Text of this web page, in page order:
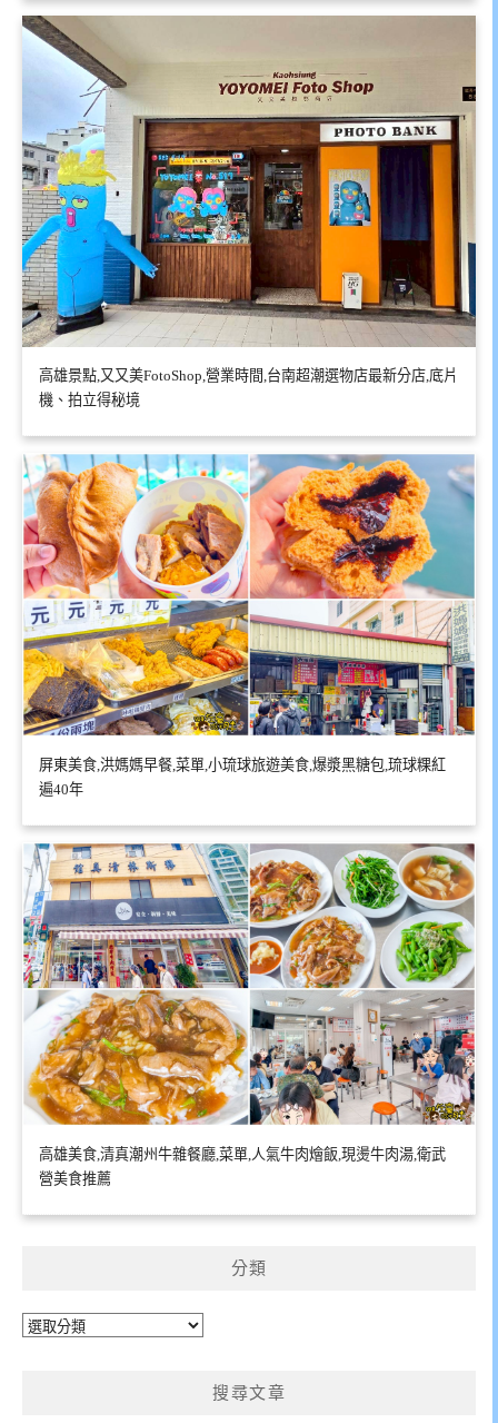
高雄景點,又又美FotoShop,營業時間,台南超潮選物店最新分店,底片
機、拍立得秘境
屏東美食,洪媽媽早餐,菜單,小琉球旅遊美食,爆漿黑糖包,琉球粿紅
遍40年
高雄美食,清真潮州牛雜餐廳,菜單,人氣牛肉燴飯,現燙牛肉湯,衛武
營美食推薦
分類
分
搜尋文章